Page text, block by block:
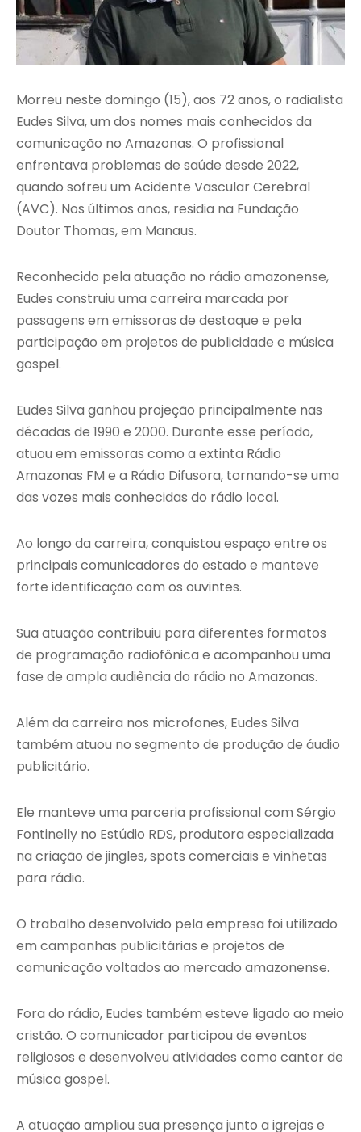
Morreu neste domingo (15), aos 72 anos, o radialista
Eudes Silva, um dos nomes mais conhecidos da
comunicação no Amazonas. O profissional
enfrentava problemas de saúde desde 2022,
quando sofreu um Acidente Vascular Cerebral
(AVC). Nos últimos anos, residia na Fundação
Doutor Thomas, em Manaus.
Reconhecido pela atuação no rádio amazonense,
Eudes construiu uma carreira marcada por
passagens em emissoras de destaque e pela
participação em projetos de publicidade e música
gospel.
Eudes Silva ganhou projeção principalmente nas
décadas de 1990 e 2000. Durante esse período,
atuou em emissoras como a extinta Rádio
Amazonas FM e a Rádio Difusora, tornando-se uma
das vozes mais conhecidas do rádio local.
Ao longo da carreira, conquistou espaço entre os
principais comunicadores do estado e manteve
forte identificação com os ouvintes.
Sua atuação contribuiu para diferentes formatos
de programação radiofônica e acompanhou uma
fase de ampla audiência do rádio no Amazonas.
Além da carreira nos microfones, Eudes Silva
também atuou no segmento de produção de áudio
publicitário.
Ele manteve uma parceria profissional com Sérgio
Fontinelly no Estúdio RDS, produtora especializada
na criação de jingles, spots comerciais e vinhetas
para rádio.
O trabalho desenvolvido pela empresa foi utilizado
em campanhas publicitárias e projetos de
comunicação voltados ao mercado amazonense.
Fora do rádio, Eudes também esteve ligado ao meio
cristão. O comunicador participou de eventos
religiosos e desenvolveu atividades como cantor de
música gospel.
A atuação ampliou sua presença junto a igrejas e